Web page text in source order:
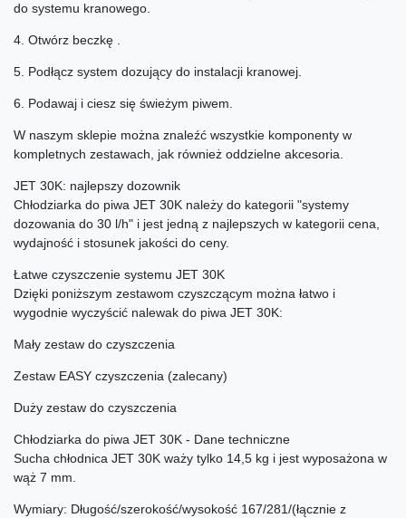
do systemu kranowego.
4. Otwórz beczkę .
5. Podłącz system dozujący do instalacji kranowej.
6. Podawaj i ciesz się świeżym piwem.
W naszym sklepie można znaleźć wszystkie komponenty w
kompletnych zestawach, jak również oddzielne akcesoria.
JET 30K: najlepszy dozownik
Chłodziarka do piwa JET 30K należy do kategorii "systemy
dozowania do 30 l/h" i jest jedną z najlepszych w kategorii cena,
wydajność i stosunek jakości do ceny.
Łatwe czyszczenie systemu JET 30K
Dzięki poniższym zestawom czyszczącym można łatwo i
wygodnie wyczyścić nalewak do piwa JET 30K:
Mały zestaw do czyszczenia
Zestaw EASY czyszczenia (zalecany)
Duży zestaw do czyszczenia
Chłodziarka do piwa JET 30K - Dane techniczne
Sucha chłodnica JET 30K waży tylko 14,5 kg i jest wyposażona w
wąż 7 mm.
Wymiary: Długość/szerokość/wysokość 167/281/(łącznie z